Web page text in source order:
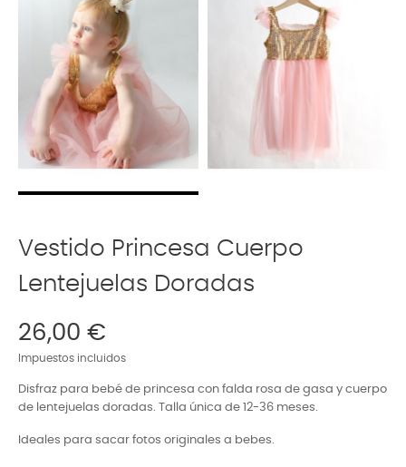
Vestido Princesa Cuerpo
Lentejuelas Doradas
26,00 €
Impuestos incluidos
Disfraz para bebé de princesa con falda rosa de gasa y cuerpo
de lentejuelas doradas. Talla única de 12-36 meses.
Ideales para sacar fotos originales a bebes.